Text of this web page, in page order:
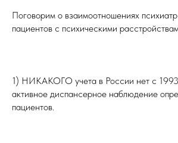
Поговорим о взаимоотношениях
пациентов с психическими
1) НИКАКОГО учета в России нет с 1993
активное диспансерное наблюдение
пациентов.